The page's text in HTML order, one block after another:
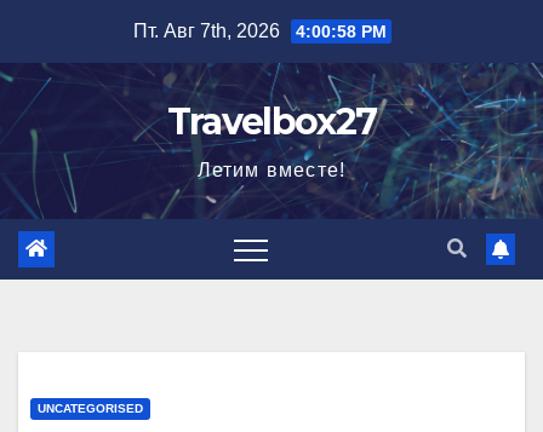
содержимому
Пт. Авг 7th, 2026 4:00:59 PM
Travelbox27
Летим вместе!
UNCATEGORISED